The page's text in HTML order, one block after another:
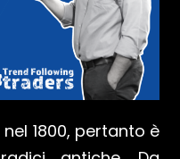
1800, pertanto è